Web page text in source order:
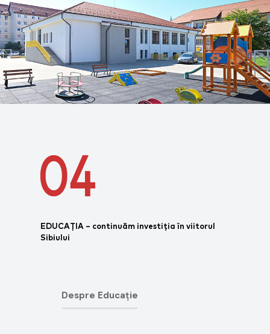
EDUCAȚIA – continuăm investiția în viitorul
Sibiului
Despre Educație